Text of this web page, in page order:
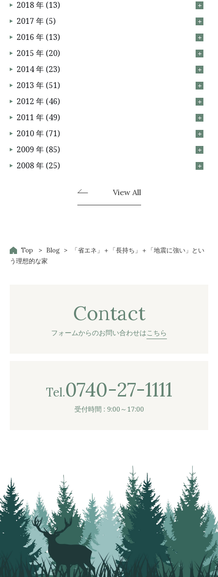
2018 年 (13)
2017 年 (5)
2016 年 (13)
2015 年 (20)
2014 年 (23)
2013 年 (51)
2012 年 (46)
2011 年 (49)
2010 年 (71)
2009 年 (85)
2008 年 (25)
View All
Top Blog
「省エネ」＋「長持ち」＋「地震に強い」とい
う理想的な家
Contact
フォームからのお問い合わせはこちら
Tel.0740-27-1111
受付時間 : 9:00～17:00